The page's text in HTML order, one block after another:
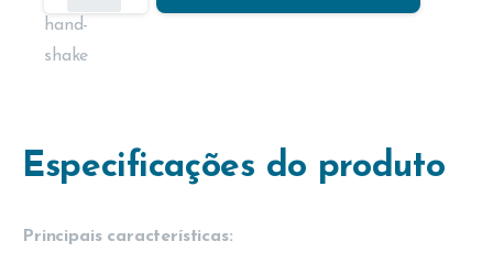
Especificações do produto
Principais características: